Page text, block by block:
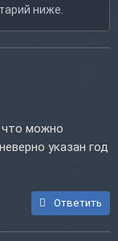
ниже.
что можно
указан год
Ответить